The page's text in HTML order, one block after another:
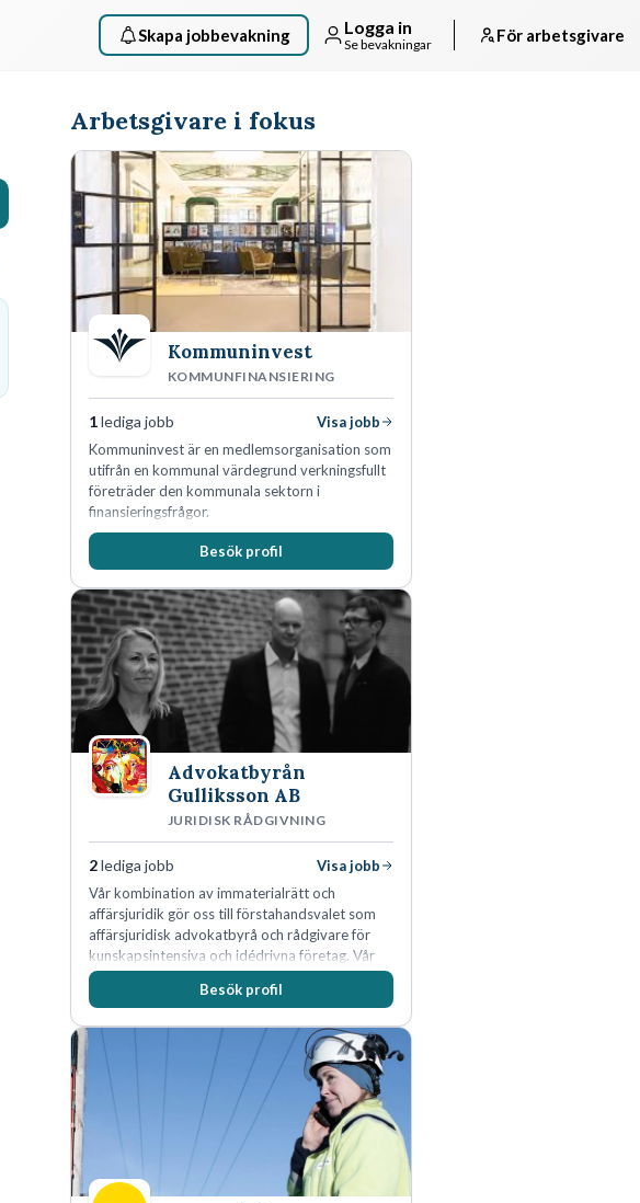
Skapa jobbevakning Logga in
Se bevakningar För arbetsgivare
Arbetsgivare i fokus
Kommuninvest
KOMMUNFINANSIERING
1lediga jobb
Visa jobb
Kommuninvest är en medlemsorganisation som
utifrån en kommunal värdegrund verkningsfullt
företräder den kommunala sektorn i
finansieringsfrågor.
Besök profil
Advokatbyrån
Gulliksson AB
JURIDISK RÅDGIVNING
2lediga jobb
Visa jobb
Vår kombination av immaterialrätt och
affärsjuridik gör oss till förstahandsvalet som
affärsjuridisk advokatbyrå och rådgivare för
kunskapsintensiva och idédrivna företag. Vår
expertis inom IP-tillgångar har gett oss en
marknadsledande position. Våra klienter väljer
skydda, utveckla och kommersialisera
företagets viktigaste tillgångar.
Besök profil